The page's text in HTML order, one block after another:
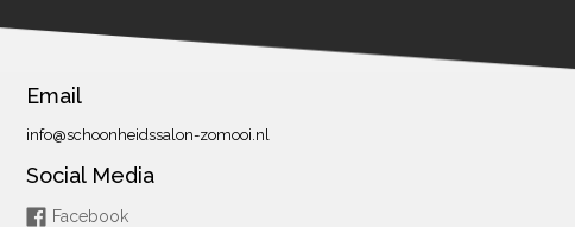
Email
info@schoonheidssalon-zomooi.nl
Social Media
Facebook